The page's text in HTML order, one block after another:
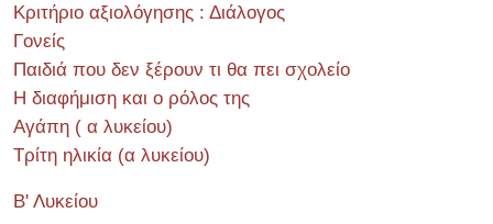
Κριτήριο αξιολόγησης : Διάλογος
Γονείς
Παιδιά που δεν ξέρουν τι θα πει σχολείο
Η διαφήμιση και ο ρόλος της
Αγάπη ( α λυκείου)
Τρίτη ηλικία (α λυκείου)
Β' Λυκείου